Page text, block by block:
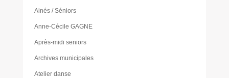
Ainés / Séniors
Anne-Cécile GAGNE
Après-midi seniors
Archives municipales
Atelier danse